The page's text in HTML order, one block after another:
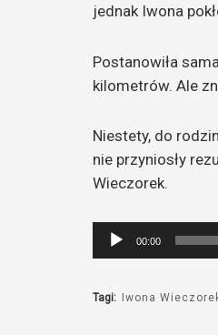
jednak Iwona
Postanowiła
kilometrów. Ale
Niestety, do
nie przyniosły
Wieczorek.
Odtwarzacz
plików
00:00
Tagi: Iwona